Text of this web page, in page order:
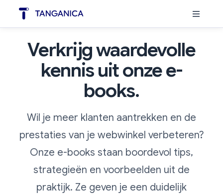
Verkrijg waardevolle
kennis uit onze e-
books.
Wil je meer klanten aantrekken en de
prestaties van je webwinkel verbeteren?
Onze e-books staan boordevol tips,
strategieën en voorbeelden uit de
praktijk. Ze geven je een duidelijk